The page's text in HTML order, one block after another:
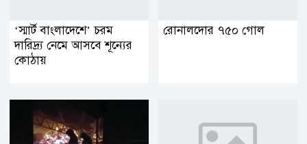
‘স্মার্ট বাংলাদেশে’ চরম
দারিদ্র্য নেমে আসবে শূন্যের
কোঠায়
রোনালদোর ৭৫০ গোল